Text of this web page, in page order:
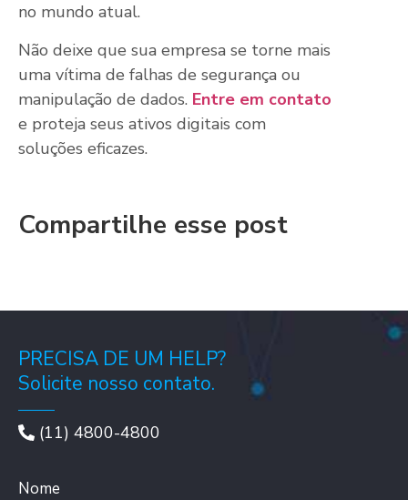
no mundo atual.
Não deixe que sua empresa se torne mais
uma vítima de falhas de segurança ou
manipulação de dados. Entre em contato
e proteja seus ativos digitais com
soluções eficazes.
Compartilhe esse post
PRECISA DE UM HELP?
Solicite nosso contato.
(11) 4800-4800
Nome